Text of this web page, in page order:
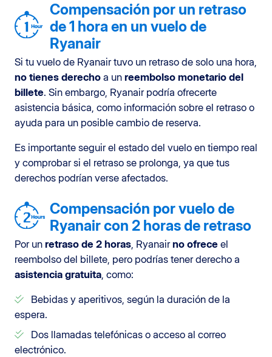
Compensación por un retraso
de 1 hora en un vuelo de
Ryanair
Si tu vuelo de Ryanair tuvo un retraso de solo una hora,
no tienes derecho a un reembolso monetario del
billete. Sin embargo, Ryanair podría ofrecerte
asistencia básica, como información sobre el retraso o
ayuda para un posible cambio de reserva.
Es importante seguir el estado del vuelo en tiempo real
y comprobar si el retraso se prolonga, ya que tus
derechos podrían verse afectados.
Compensación por vuelo de
Ryanair con 2 horas de retraso
Por un retraso de 2 horas, Ryanairno ofrece el
reembolso del billete, pero podrías tener derecho a
asistencia gratuita, como:
Bebidas y aperitivos, según la duración de la
espera.
Dos llamadas telefónicas o acceso al correo
electrónico.